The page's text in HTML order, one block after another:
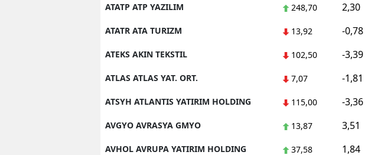
ATATP ATP YAZILIM 248,70 2,30
ATATR ATA TURIZM 13,92 -0,78
ATEKS AKIN TEKSTIL 102,50 -3,39
ATLAS ATLAS YAT. ORT. 7,07 -1,81
ATSYH ATLANTIS YATIRIM HOLDING 115,00 -3,36
AVGYO AVRASYA GMYO 13,87 3,51
AVHOL AVRUPA YATIRIM HOLDING 37,58 1,84